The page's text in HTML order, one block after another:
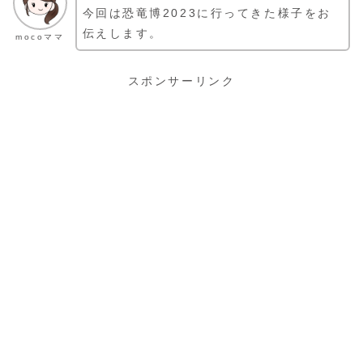
mocoママ
今回は恐竜博2023に行ってきた様子をお
伝えします。
スポンサーリンク